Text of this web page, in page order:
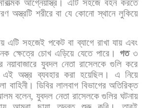
আগ্নেয়াস্ত্র। এটি সহজে বহন করতে
অস্ত্রটি শরীরে বা যে কোনো স্থানে লুকিয়ে
এটি সহজেই পকেট বা ব্যাগে রাখা যায় এবং
ক্ষেত্রে চোখ এড়িয়ে যেতে পারে। গত ৩
নয়াবাজারে যুবদল নেতা রাসেলকে গুলি করে
এই অস্ত্র ব্যবহার করা হয়েছিল। এ নিয়ে
বাহিনী। ডিবির লালবাগ বিভাগের অতিরিক্ত
বলেন, যুবদল নেতা রাসেলকে গুলির ঘটনায়